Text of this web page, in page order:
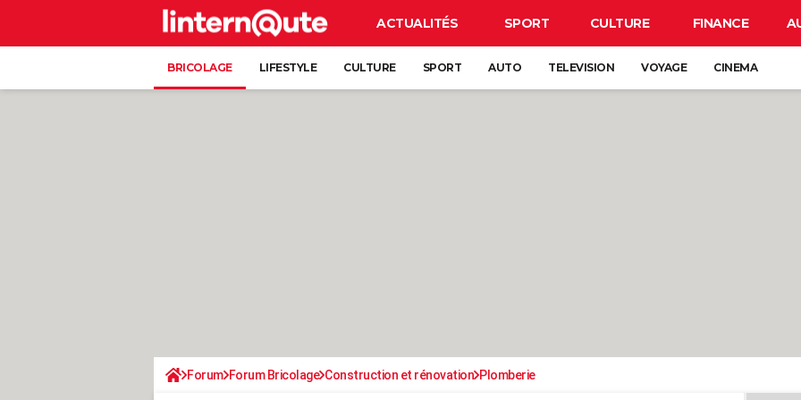
ACTUALITÉS SPORT CULTURE FINANCE
BRICOLAGE LIFESTYLE CULTURE SPORT AUTO TELEVISION VOYAGE CINEMA
Forum Forum Bricolage Construction et rénovation Plomberie